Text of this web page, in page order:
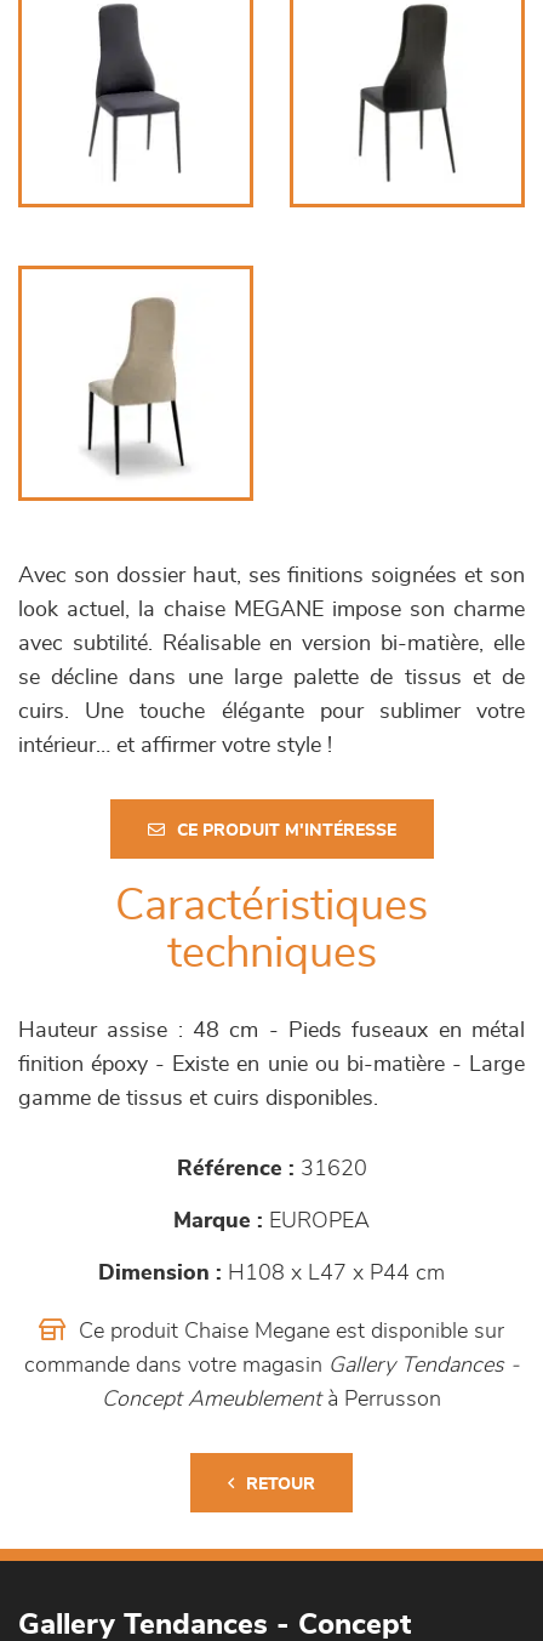
Avec son dossier haut, ses finitions soignées et son
look actuel, la chaise MEGANE impose son charme
avec subtilité. Réalisable en version bi-matière, elle
se décline dans une large palette de tissus et de
cuirs. Une touche élégante pour sublimer votre
intérieur… et affirmer votre style !
CE PRODUIT M'INTÉRESSE
Caractéristiques
techniques
Hauteur assise : 48 cm - Pieds fuseaux en métal
finition époxy - Existe en unie ou bi-matière - Large
gamme de tissus et cuirs disponibles.
Référence : 31620
Marque : EUROPEA
Dimension : H108 x L47 x P44 cm
Ce produit Chaise Megane est disponible sur
commande dans votre magasin Gallery Tendances -
Concept Ameublement à Perrusson
RETOUR
Gallery Tendances - Concept